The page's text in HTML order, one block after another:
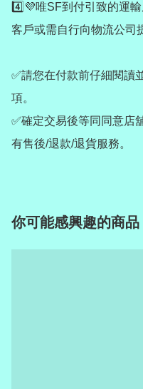
4️⃣💜唯SF到付引致的運
客戶或需自行向物流公司
✅請您在付款前仔細閱讀
項。
✅確定交易後等同同意店
有售後/退款/退貨服務。
你可能感興趣的商品